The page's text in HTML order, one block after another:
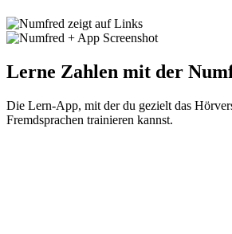
Lerne Zahlen mit der
Die Lern-App, mit der du gezielt das
Fremdsprachen trainieren kannst.